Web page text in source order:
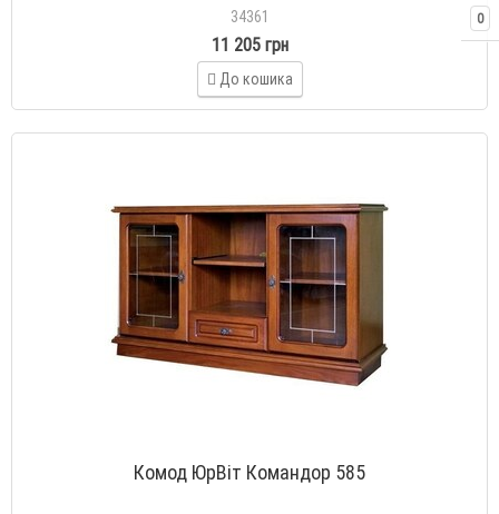
0
34361
11 205 грн
До кошика
Комод ЮрВіт Командор 585